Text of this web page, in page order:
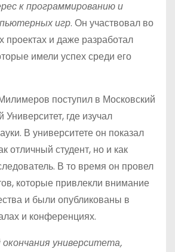
к программированию и
игр. Он участвовал во
проектах и даже разработал
имели успех среди его
поступил в Московский
Университет, где изучал
В университете он показал
отличный студент, но и как
В то время он провел
которые привлекли внимание
и были опубликованы в
и конференциях.
университета,